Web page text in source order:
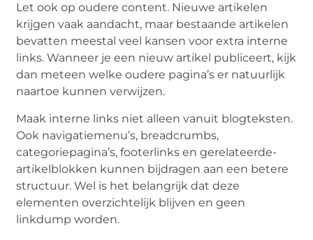
Let ook op oudere content. Nieuwe artikelen
krijgen vaak aandacht, maar bestaande artikelen
bevatten meestal veel kansen voor extra interne
links. Wanneer je een nieuw artikel publiceert, kijk
dan meteen welke oudere pagina’s er natuurlijk
naartoe kunnen verwijzen.
Maak interne links niet alleen vanuit blogteksten.
Ook navigatiemenu’s, breadcrumbs,
categoriepagina’s, footerlinks en gerelateerde-
artikelblokken kunnen bijdragen aan een betere
structuur. Wel is het belangrijk dat deze
elementen overzichtelijk blijven en geen
linkdump worden.